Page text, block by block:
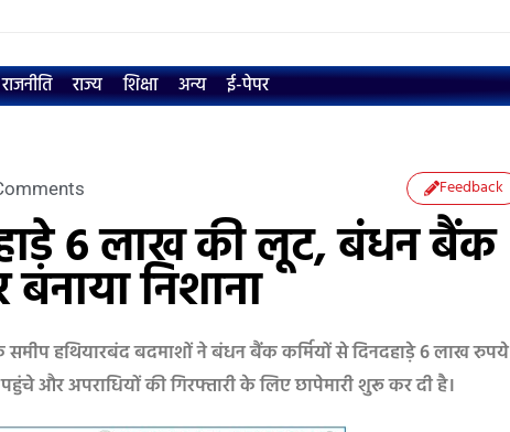
राजनीति राज्य शिक्षा अन्य ई-पेपर
Feedback
6 लाख की लूट, बंधन बैंक
निशाना
समीप हथियारबंद बदमाशों ने बंधन बैंक कर्मियों से दिनदहाड़े 6 लाख रुपये
और अपराधियों की गिरफ्तारी के लिए छापेमारी शुरू कर दी है।